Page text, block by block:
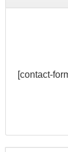
[contact-